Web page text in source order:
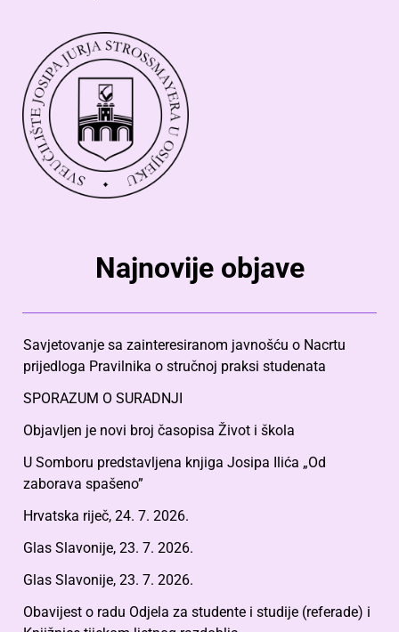
Najnovije objave
Savjetovanje sa zainteresiranom javnošću o Nacrtu
prijedloga Pravilnika o stručnoj praksi studenata
SPORAZUM O SURADNJI
Objavljen je novi broj časopisa Život i škola
U Somboru predstavljena knjiga Josipa Ilića „Od
zaborava spašeno”
Hrvatska riječ, 24. 7. 2026.
Glas Slavonije, 23. 7. 2026.
Glas Slavonije, 23. 7. 2026.
Obavijest o radu Odjela za studente i studije (referade) i